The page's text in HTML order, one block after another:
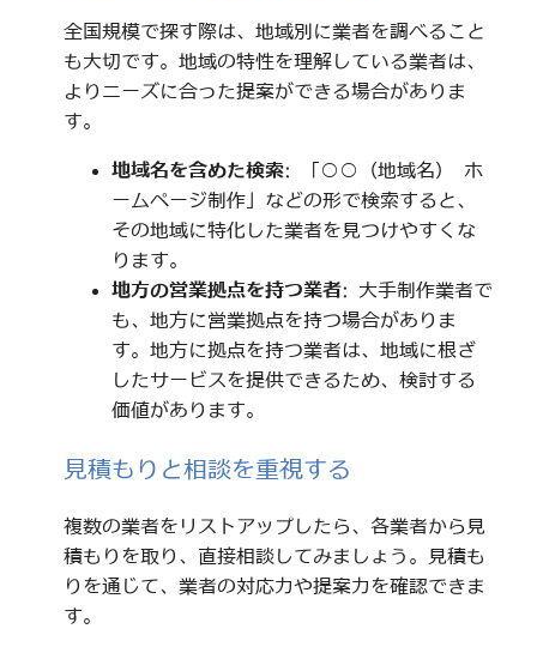
全国規模で探す際は、地域別に業者を調べること
も大切です。地域の特性を理解している業者は、
よりニーズに合った提案ができる場合がありま
す。
地域名を含めた検索: 「○○（地域名） ホ
ームページ制作」などの形で検索すると、
その地域に特化した業者を見つけやすくな
ります。
地方の営業拠点を持つ業者: 大手制作業者で
も、地方に営業拠点を持つ場合がありま
す。地方に拠点を持つ業者は、地域に根ざ
したサービスを提供できるため、検討する
価値があります。
見積もりと相談を重視する
複数の業者をリストアップしたら、各業者から見
積もりを取り、直接相談してみましょう。見積も
りを通じて、業者の対応力や提案力を確認できま
す。